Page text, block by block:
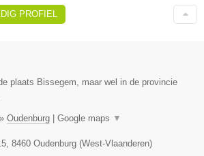
PROFIEL
plaats Bissegem, maar wel in de provincie
» Oudenburg Google maps ▼
8460 Oudenburg (West-Vlaanderen)